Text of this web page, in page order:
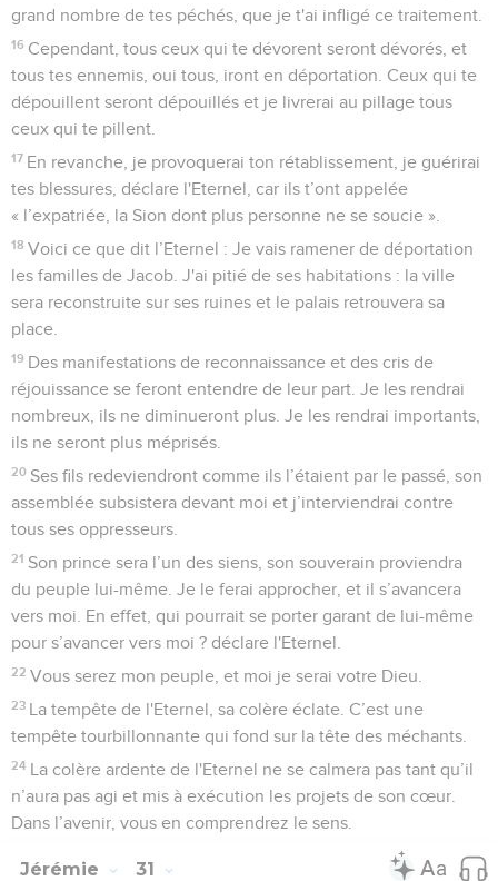
grand nombre de tes péchés, que je t'ai infligé ce traitement.
16 Cependant, tous ceux qui te dévorent seront dévorés, et
tous tes ennemis, oui tous, iront en déportation. Ceux qui te
dépouillent seront dépouillés et je livrerai au pillage tous
ceux qui te pillent.
17 En revanche, je provoquerai ton rétablissement, je guérirai
tes blessures, déclare l'Eternel, car ils t’ont appelée
« l’expatriée, la Sion dont plus personne ne se soucie ».
18 Voici ce que dit l’Eternel : Je vais ramener de déportation
les familles de Jacob. J'ai pitié de ses habitations : la ville
sera reconstruite sur ses ruines et le palais retrouvera sa
place.
19 Des manifestations de reconnaissance et des cris de
réjouissance se feront entendre de leur part. Je les rendrai
nombreux, ils ne diminueront plus. Je les rendrai importants,
ils ne seront plus méprisés.
20 Ses fils redeviendront comme ils l’étaient par le passé, son
assemblée subsistera devant moi et j’interviendrai contre
tous ses oppresseurs.
21 Son prince sera l’un des siens, son souverain proviendra
du peuple lui-même. Je le ferai approcher, et il s’avancera
vers moi. En effet, qui pourrait se porter garant de lui-même
pour s’avancer vers moi ? déclare l'Eternel.
22 Vous serez mon peuple, et moi je serai votre Dieu.
23 La tempête de l'Eternel, sa colère éclate. C’est une
tempête tourbillonnante qui fond sur la tête des méchants.
24 La colère ardente de l'Eternel ne se calmera pas tant qu’il
n’aura pas agi et mis à exécution les projets de son cœur.
Dans l’avenir, vous en comprendrez le sens.
Jérémie 31